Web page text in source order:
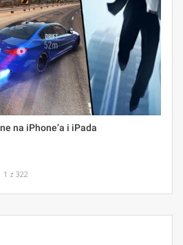
na iPhone’a i iPada
1 z 322